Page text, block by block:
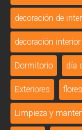
decoración de
decoración interior
Dormitorio día
Exteriores flores
Limpieza y